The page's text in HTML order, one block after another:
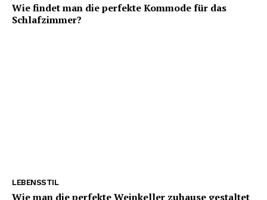
Wie findet man die perfekte Kommode für das
Schlafzimmer?
LEBENSSTIL
Wie man die perfekte Weinkeller zuhause gestaltet